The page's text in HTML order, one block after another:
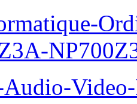
Audio-